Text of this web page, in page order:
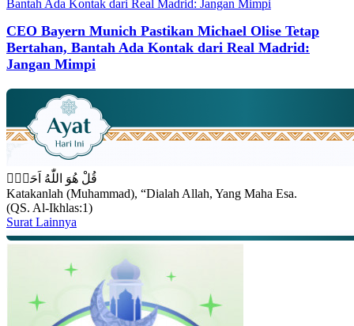
CEO Bayern Munich Pastikan Michael Olise Tetap
Bertahan, Bantah Ada Kontak dari Real Madrid:
Jangan Mimpi
قُلْ هُوَ اللّٰهُ اَحَدٌۚ
Katakanlah (Muhammad), “Dialah Allah, Yang Maha Esa.
(QS. Al-Ikhlas:1)
Surat Lainnya